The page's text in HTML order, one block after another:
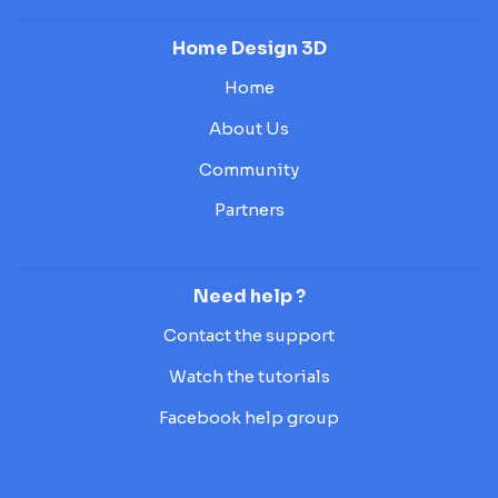
Home Design 3D
Home
About Us
Community
Partners
Need help ?
Contact the support
Watch the tutorials
Facebook help group